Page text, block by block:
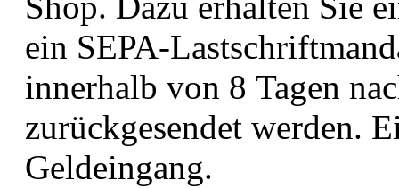
ein SEPA-
innerhalb von 8 Tagen
zurückgesendet werden.
Geldeingang.